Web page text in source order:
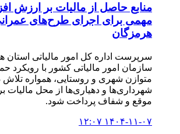
منابع حاصل از مالیات بر ارزش
مهمی برای اجرای طرح‌های
هرمزگان
سرپرست اداره کل امور مالیاتی
سازمان امور مالیاتی کشور با رویکرد
متوازن شهری و روستایی، همواره تلاش
شهرداری‌ها و دهیاری‌ها از محل مالیات
موقع و شفاف پرداخت شود.
۱۴۰۴-۱۱-۰۷ ۱۲:۰۷